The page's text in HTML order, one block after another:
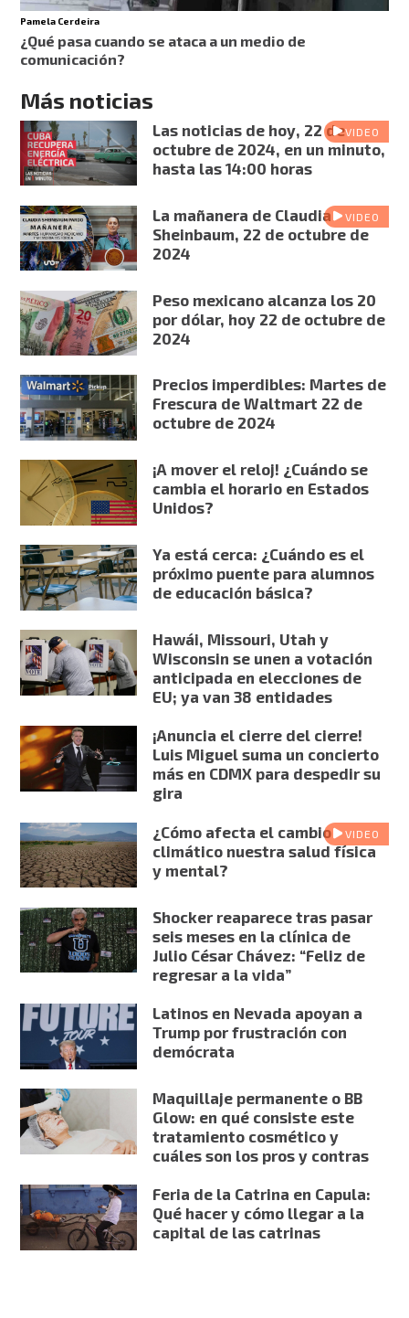
Pamela Cerdeira
¿Qué pasa cuando se ataca a un medio de
comunicación?
Más noticias
VIDEO
Las noticias de hoy, 22 de
octubre de 2024, en un minuto,
hasta las 14:00 horas
VIDEO
La mañanera de Claudia
Sheinbaum, 22 de octubre de
2024
Peso mexicano alcanza los 20
por dólar, hoy 22 de octubre de
2024
Precios imperdibles: Martes de
Frescura de Waltmart 22 de
octubre de 2024
¡A mover el reloj! ¿Cuándo se
cambia el horario en Estados
Unidos?
Ya está cerca: ¿Cuándo es el
próximo puente para alumnos
de educación básica?
Hawái, Missouri, Utah y
Wisconsin se unen a votación
anticipada en elecciones de
EU; ya van 38 entidades
¡Anuncia el cierre del cierre!
Luis Miguel suma un concierto
más en CDMX para despedir su
gira
VIDEO
¿Cómo afecta el cambio
climático nuestra salud física
y mental?
Shocker reaparece tras pasar
seis meses en la clínica de
Julio César Chávez: “Feliz de
regresar a la vida”
Latinos en Nevada apoyan a
Trump por frustración con
demócrata
Maquillaje permanente o BB
Glow: en qué consiste este
tratamiento cosmético y
cuáles son los pros y contras
Feria de la Catrina en Capula:
Qué hacer y cómo llegar a la
capital de las catrinas